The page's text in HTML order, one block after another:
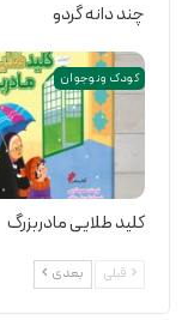
چند دانه گردو
کودک و نوجوان
کلید طلایی مادربزرگ
قبلی بعدی